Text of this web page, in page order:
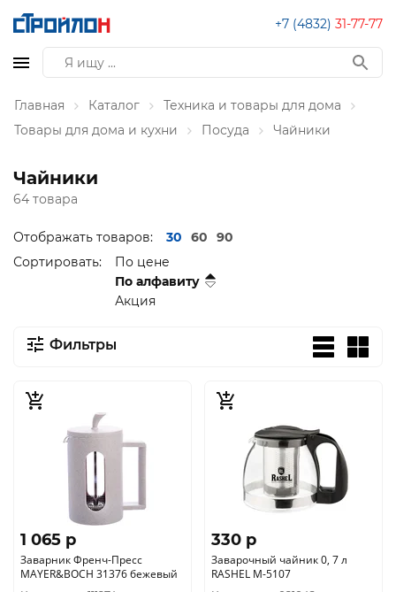
+7 (4832) 31-77-77
Главная Каталог
Техника и товары для дома
Товары для дома и кухни
Посуда Чайники
Чайники
64 товара
Отображать товаров: 30 60
90
Сортировать:
По цене
По алфавиту
Акция
Фильтры
1 065 p
Заварник Френч-Пресс
MAYER&BOCH 31376 бежевый
330 p
Заварочный чайник 0, 7 л
RASHEL М-5107